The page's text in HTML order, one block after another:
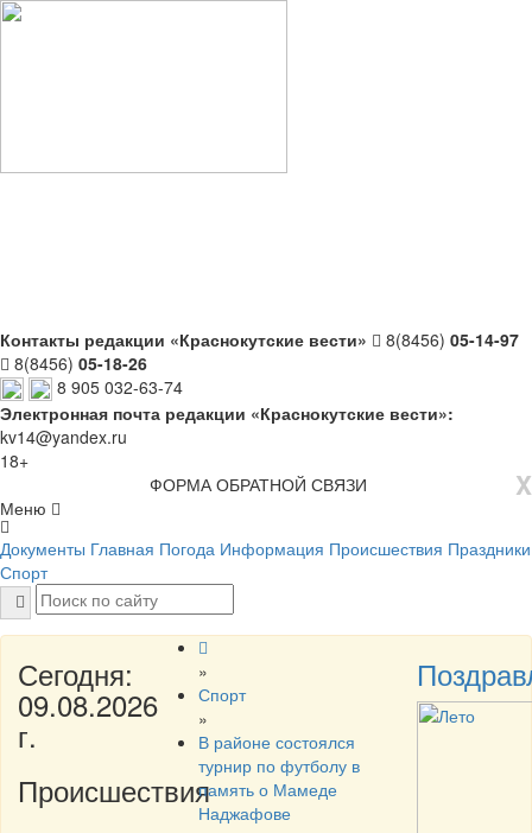
Контакты редакции «Краснокутские вести» 8(8456) 05-14-97
8(8456) 05-18-26
8 905 032-63-74
Электронная почта редакции «Краснокутские вести»:
kv14@yandex.ru
18+
X
ФОРМА ОБРАТНОЙ СВЯЗИ
Меню
Документы Главная Погода Информация Происшествия Праздники
Спорт
Сегодня:
09.08.2026
г.
Происшествия
»
Спорт
»
В районе состоялся
турнир по футболу в
память о Мамеде
Наджафове